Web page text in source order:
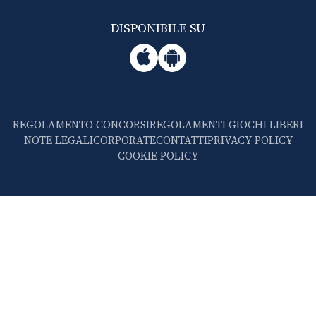
DISPONIBILE SU
REGOLAMENTO CONCORSIREGOLAMENTI GIOCHI LIBERI
NOTE LEGALICORPORATECONTATTIPRIVACY POLICY
COOKIE POLICY